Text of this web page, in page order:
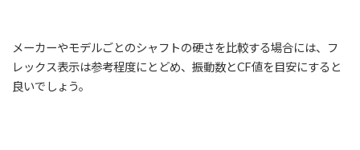
メーカーやモデルごとのシャフトの硬さを比較する場合には、フ
レックス表示は参考程度にとどめ、振動数とCF値を目安にすると
良いでしょう。